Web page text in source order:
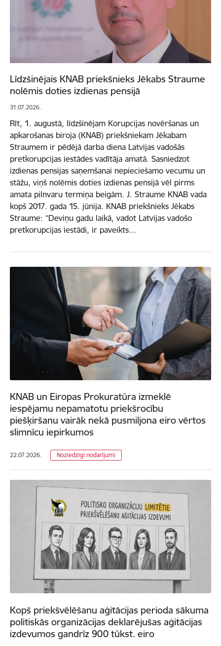
Līdzšinējais KNAB priekšnieks Jēkabs Straume
nolēmis doties izdienas pensijā
31.07.2026.
Rīt, 1. augustā, līdzšinējam Korupcijas novēršanas un
apkarošanas biroja (KNAB) priekšniekam Jēkabam
Straumem ir pēdējā darba diena Latvijas vadošās
pretkorupcijas iestādes vadītāja amatā. Sasniedzot
izdienas pensijas saņemšanai nepieciešamo vecumu un
stāžu, viņš nolēmis doties izdienas pensijā vēl pirms
amata pilnvaru termiņa beigām. J. Straume KNAB vada
kopš 2017. gada 15. jūnija. KNAB priekšnieks Jēkabs
Straume: “Deviņu gadu laikā, vadot Latvijas vadošo
pretkorupcijas iestādi, ir paveikts…
KNAB un Eiropas Prokuratūra izmeklē
iespējamu nepamatotu priekšrocību
piešķiršanu vairāk nekā pusmiljona eiro vērtos
slimnīcu iepirkumos
22.07.2026. Noziedzīgi nodarījumi
Kopš priekšvēlēšanu aģitācijas perioda sākuma
politiskās organizācijas deklarējušas aģitācijas
izdevumos gandrīz 900 tūkst. eiro